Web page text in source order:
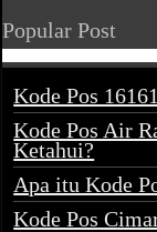
Popular Post
Kode Pos
Kode Pos Air
Ketahui?
Apa itu Kode
Kode Pos